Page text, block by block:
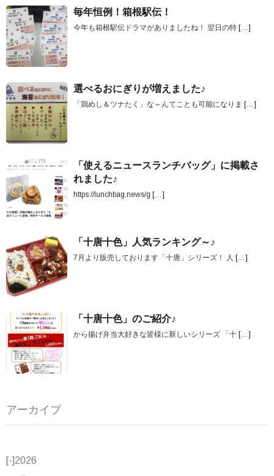
毎年恒例！箱根駅伝！
今年も箱根駅伝ドラマがありましたね！ 翌日の特 […]
選べるおにぎりが増えました♪
「鶏めし＆ツナたく」な～んてことも可能になりま […]
「使えるニュースランチバッグ」に掲載さ
れました♪
https://lunchbag.news/g […]
「十唐十色」人気ランキング～♪
7月より販売しております「十唐」シリーズ！ 人 […]
「十唐十色」のご紹介♪
から揚げ弁当大好きな皆様に新しいシリーズ 「十 […]
アーカイブ
[-]2026